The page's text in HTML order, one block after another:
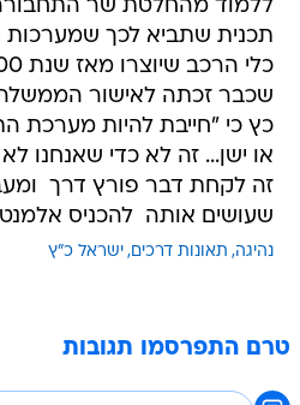
ללמוד מהחלטת שר
תכנית שתביא לכך שמערכות
שכבר זכתה לאישור
כץ כי "חייבת להיות מערכת
או ישן... זה לא כדי שאנחנו
זה לקחת דבר פורץ דרך 
שעושים אותה  להכניס
נהיגה תאונות דרכים ישראל כ"ץ
טרם התפרסמו תגובות